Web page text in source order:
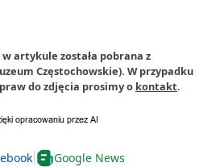
artykule została pobrana z
Częstochowskie). W przypadku
do zdjęcia prosimy o kontakt.
Google News